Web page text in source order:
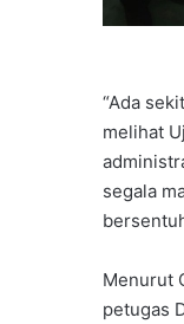
“Ada
melihat
segala
Menurut
petugas